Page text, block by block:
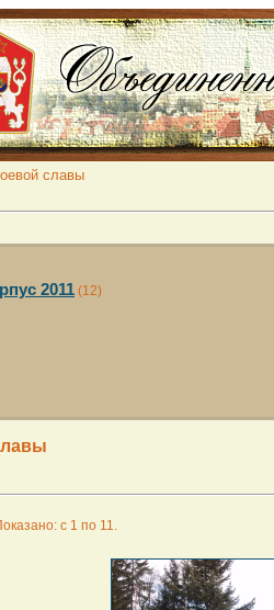
славы
2011 (12)
с 1 по 11.